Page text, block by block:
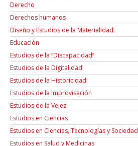
Derecho
Derechos humanos
Diseño y Estudios de la Materialidad
Educación
Estudios de la “Discapacidad”
Estudios de la Digitalidad
Estudios de la Historicidad
Estudios de la Improvisación
Estudios de la Vejez
Estudios en Ciencias
Estudios en Ciencias, Tecnologías y Sociedad
Estudios en Salud y Medicinas